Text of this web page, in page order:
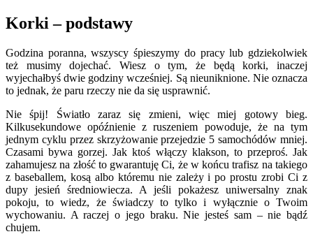
Korki – podstawy
Godzina poranna, wszyscy śpieszymy do pracy lub gdziekolwiek
też musimy dojechać. Wiesz o tym, że będą korki, inaczej
wyjechałbyś dwie godziny wcześniej. Są nieuniknione. Nie oznacza
to jednak, że paru rzeczy nie da się usprawnić.
Nie śpij! Światło zaraz się zmieni, więc miej gotowy bieg.
Kilkusekundowe opóźnienie z ruszeniem powoduje, że na tym
jednym cyklu przez skrzyżowanie przejedzie 5 samochódów mniej.
Czasami bywa gorzej. Jak ktoś włączy klakson, to przeproś. Jak
zahamujesz na złość to gwarantuję Ci, że w końcu trafisz na takiego
z baseballem, kosą albo któremu nie zależy i po prostu zrobi Ci z
dupy jesień średniowiecza. A jeśli pokażesz uniwersalny znak
pokoju, to wiedz, że świadczy to tylko i wyłącznie o Twoim
wychowaniu. A raczej o jego braku. Nie jesteś sam – nie bądź
chujem.